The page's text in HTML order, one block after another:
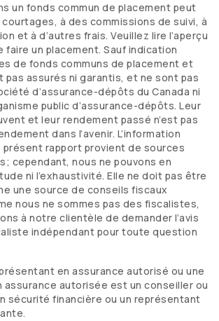
un fonds commun de placement peut
à des commissions de suivi, à
et à d’autres frais. Veuillez lire l’aperçu
faire un placement. Sauf indication
de fonds communs de placement et
pas assurés ni garantis, et ne sont pas
d’assurance-dépôts du Canada ni
public d’assurance-dépôts. Leur
et leur rendement passé n’est pas
dans l’avenir. L’information
rapport provient de sources
cependant, nous ne pouvons en
ni l’exhaustivité. Elle ne doit pas être
une source de conseils fiscaux
nous ne sommes pas des fiscalistes,
à notre clientèle de demander l’avis
indépendant pour toute question
en assurance autorisé ou une
autorisée est un conseiller ou
sécurité financière ou un représentant